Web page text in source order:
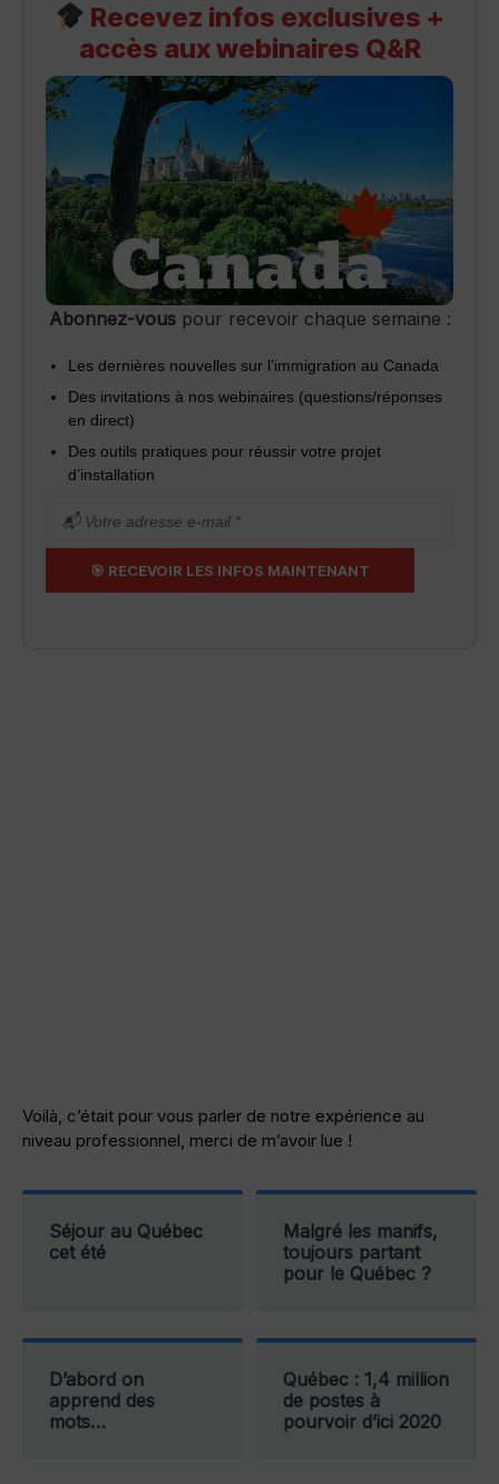
Recevez infos exclusives +
accès aux webinaires Q&R
Abonnez-vouspour recevoir chaque semaine :
Les dernières nouvelles sur l’immigration au Canada
Des invitations à nos webinaires (questions/réponses
en direct)
Des outils pratiques pour réussir votre projet
d’installation
Voilà, c’était pour vous parler de notre expérience au
niveau professionnel, merci de m’avoir lue !
Séjour au Québec
cet été
Malgré les manifs,
toujours partant
pour le Québec ?
D’abord on
apprend des
mots…
Québec : 1,4 million
de postes à
pourvoir d’ici 2020